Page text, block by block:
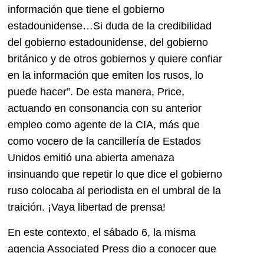
información que tiene el gobierno
estadounidense…Si duda de la credibilidad
del gobierno estadounidense, del gobierno
británico y de otros gobiernos y quiere confiar
en la información que emiten los rusos, lo
puede hacer”. De esta manera, Price,
actuando en consonancia con su anterior
empleo como agente de la CIA, más que
como vocero de la cancillería de Estados
Unidos emitió una abierta amenaza
insinuando que repetir lo que dice el gobierno
ruso colocaba al periodista en el umbral de la
traición. ¡Vaya libertad de prensa!
En este contexto, el sábado 6, la misma
agencia Associated Press dio a conocer que